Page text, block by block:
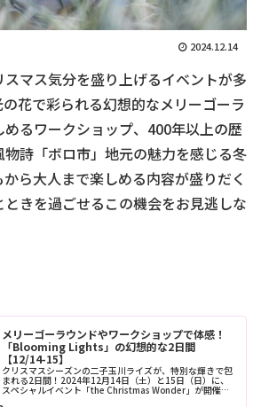
2024.12.14
マス気分を盛り上げるイベントが多
花で彩られる幻想的なメリーゴーラ
るワークショップ、400年以上の歴
詩「ボロ市」地元の魅力を感じる冬
ら大人まで楽しめる内容が盛りだく
きを過ごせるこの機会をお見逃しな
メリーゴーラウンドやワークショップで体感！
「Blooming Lights」の幻想的な2日間
【12/14-15】
クリスマスシーズンの二子玉川ライズが、特別な輝きで包
まれる2日間！2024年12月14日（土）と15日（日）に、
スペシャルイベント「the Christmas Wonder」が開催さ
れます。光の花で彩られたメリーゴーラウンド「MERRY-